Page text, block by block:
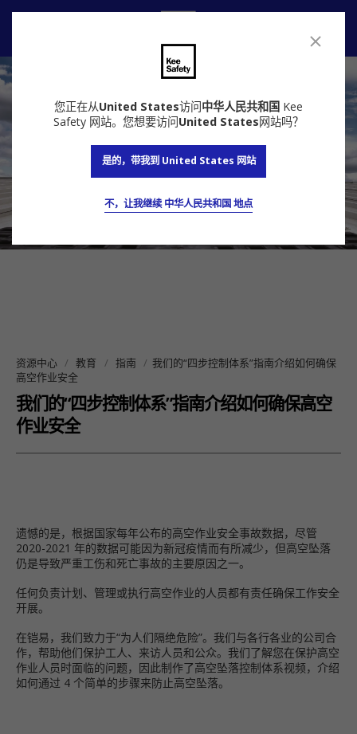
您正在从United States访问中华人民共和国 Kee
Safety 网站。您想要访问United States网站吗？
是的，带我到 United States 网站
不，让我继续 中华人民共和国 地点
资源中心 教育 指南
我们的“四步控制体系”指南介绍如何确保
高空作业安全
我们的“四步控制体系”指南介绍如何确保高空
作业安全
遗憾的是，根据国家每年公布的高空作业安全事故数据，尽管
2020-2021 年的数据可能因为新冠疫情而有所减少，但高空坠落
仍是导致严重工伤和死亡事故的主要原因之一。
任何负责计划、管理或执行高空作业的人员都有责任确保工作安全
开展。
在铠易，我们致力于“为人们隔绝危险”。我们与各行各业的公司合
作，帮助他们保护工人、来访人员和公众。我们了解您在保护高空
作业人员时面临的问题，因此制作了高空坠落控制体系视频，介绍
如何通过 4 个简单的步骤来防止高空坠落。